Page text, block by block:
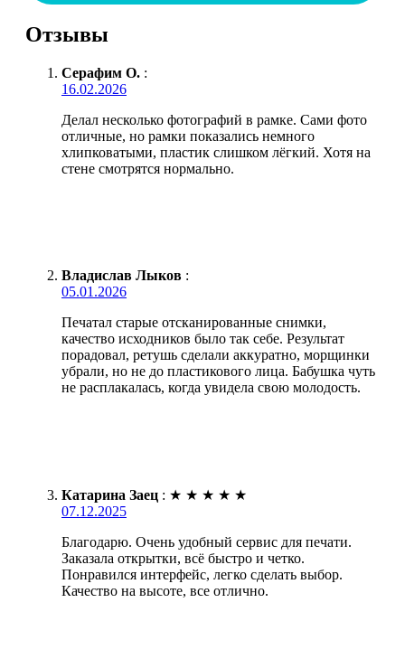
Отзывы
Серафим О. :
16.02.2026
Делал несколько фотографий в рамке. Сами фото
отличные, но рамки показались немного
хлипковатыми, пластик слишком лёгкий. Хотя на
стене смотрятся нормально.
Владислав Лыков :
05.01.2026
Печатал старые отсканированные снимки,
качество исходников было так себе. Результат
порадовал, ретушь сделали аккуратно, морщинки
убрали, но не до пластикового лица. Бабушка чуть
не расплакалась, когда увидела свою молодость.
Катарина Заец : ★ ★ ★ ★ ★
07.12.2025
Благодарю. Очень удобный сервис для печати.
Заказала открытки, всё быстро и четко.
Понравился интерфейс, легко сделать выбор.
Качество на высоте, все отлично.